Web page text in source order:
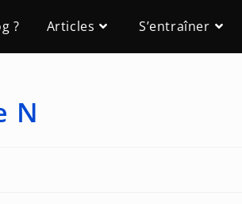
? Articles S’entraîner
N